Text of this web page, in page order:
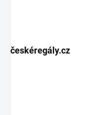
českéregály.cz